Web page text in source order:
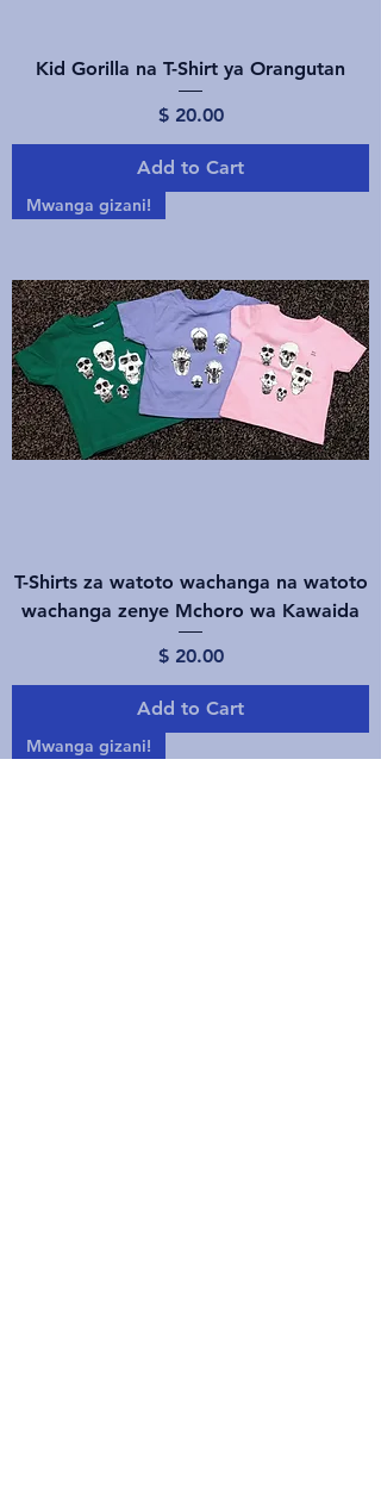
Kid Gorilla na T-Shirt ya Orangutan
Price
$ 20.00
Add to Cart
Mwanga gizani!
T-Shirts za watoto wachanga na watoto
wachanga zenye Mchoro wa Kawaida
Price
$ 20.00
Add to Cart
Mwanga gizani!